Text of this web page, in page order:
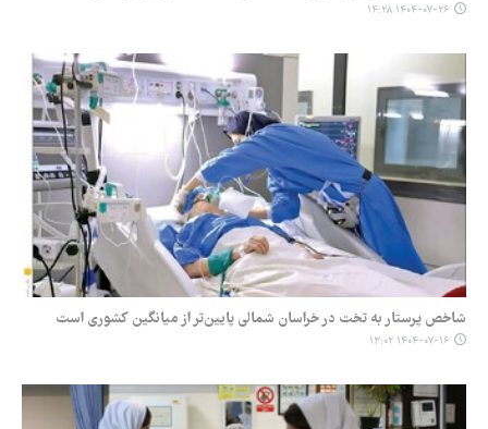
۱۴۰۴-۰۷-۲۶ ۱۴:۲۸
شاخص پرستار به تخت در خراسان شمالی پایین‌تر از میانگین کشوری است
۱۴۰۴-۰۷-۱۶ ۱۳:۰۲